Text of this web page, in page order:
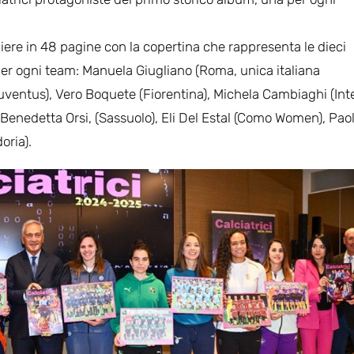
in 48 pagine con la copertina che rappresenta le dieci
ogni team: Manuela Giugliano (Roma, unica italiana
Vero Boquete (Fiorentina), Michela Cambiaghi
Orsi, (Sassuolo), Eli Del Estal (Como Women),